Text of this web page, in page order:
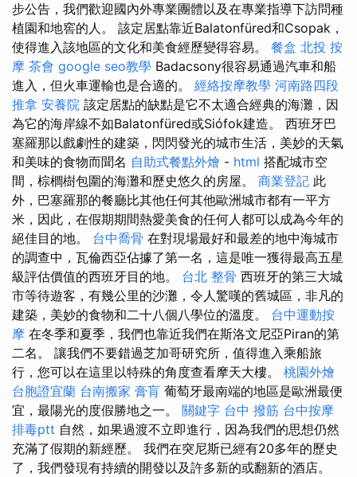
步公告，我們歡迎國內外專業團體以及在專業指導下訪問種
植園和地窖的人。 該定居點靠近Balatonfüred和Csopak，
使得進入該地區的文化和美食經歷變得容易。 餐盒 北投 按
摩 茶會 google seo教學 Badacsony很容易通過汽車和船
進入，但火車運輸也是合適的。 經絡按摩教學 河南路四段
推拿 安養院 該定居點的缺點是它不太適合經典的海灘，因
為它的海岸線不如Balatonfüred或Siófok建造。 西班牙巴
塞羅那以戲劇性的建築，閃閃發光的城市生活，美妙的天氣
和美味的食物而聞名 自助式餐點外燴 - html 搭配城市空
間，棕櫚樹包圍的海灘和歷史悠久的房屋。 商業登記 此
外，巴塞羅那的餐廳比其他任何其他歐洲城市都有一平方
米，因此，在假期期間熱愛美食的任何人都可以成為今年的
絕佳目的地。 台中喬骨 在對現場最好和最差的地中海城市
的調查中，瓦倫西亞佔據了第一名，這是唯一獲得最高五星
級評估價值的西班牙目的地。 台北 整骨 西班牙的第三大城
市等待遊客，有幾公里的沙灘，令人驚嘆的舊城區，非凡的
建築，美妙的食物和二十八個八學位的溫度。 台中運動按
摩 在冬季和夏季，我們也靠近我們在斯洛文尼亞Piran的第
二名。 讓我們不要錯過芝加哥研究所，值得進入乘船旅
行，您可以在這里以特殊的角度查看摩天大樓。 桃園外燴
台胞證宜蘭 台南搬家 膏肓 葡萄牙最南端的地區是歐洲最便
宜，最陽光的度假勝地之一。 關鍵字 台中 撥筋 台中按摩
排毒ptt 自然，如果過渡不立即進行，因為我們的思想仍然
充滿了假期的新經歷。 我們在突尼斯已經有20多年的歷史
了，我們發現有持續的開發以及許多新的或翻新的酒店。